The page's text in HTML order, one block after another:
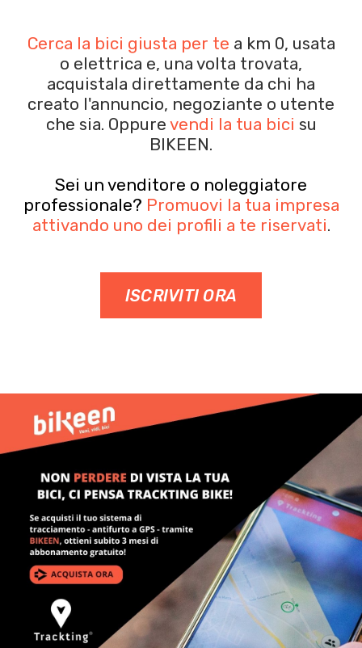
Cerca la bici giusta per te a km 0, usata
o elettrica e, una volta trovata,
acquistala direttamente da chi ha
creato l'annuncio, negoziante o utente
che sia. Oppure vendi la tua bici su
BIKEEN.
Sei un venditore o noleggiatore
professionale? Promuovi la tua impresa
attivando uno dei profili a te riservati.
ISCRIVITI ORA